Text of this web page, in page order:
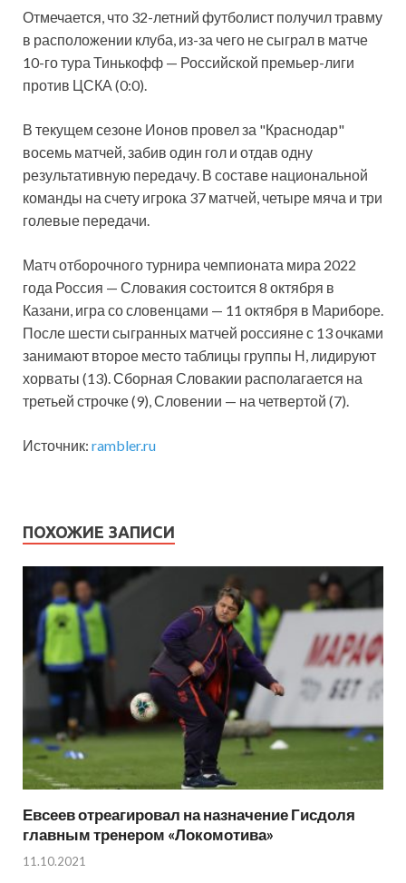
Отмечается, что 32-летний футболист получил травму
в расположении клуба, из-за чего не сыграл в матче
10-го тура Тинькофф — Российской премьер-лиги
против ЦСКА (0:0).
В текущем сезоне Ионов провел за "Краснодар"
восемь матчей, забив один гол и отдав одну
результативную передачу. В составе национальной
команды на счету игрока 37 матчей, четыре мяча и три
голевые передачи.
Матч отборочного турнира чемпионата мира 2022
года Россия — Словакия состоится 8 октября в
Казани, игра со словенцами — 11 октября в Мариборе.
После шести сыгранных матчей россияне с 13 очками
занимают второе место таблицы группы Н, лидируют
хорваты (13). Сборная Словакии располагается на
третьей строчке (9), Словении — на четвертой (7).
Источник: rambler.ru
ПОХОЖИЕ ЗАПИСИ
Евсеев отреагировал на назначение Гисдоля
главным тренером «Локомотива»
11.10.2021